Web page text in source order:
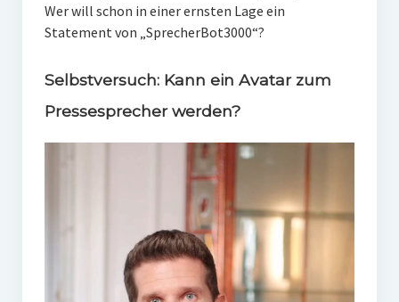
Wer will schon in einer ernsten Lage ein
Statement von „SprecherBot3000“?
Selbstversuch: Kann ein Avatar zum
Pressesprecher werden?